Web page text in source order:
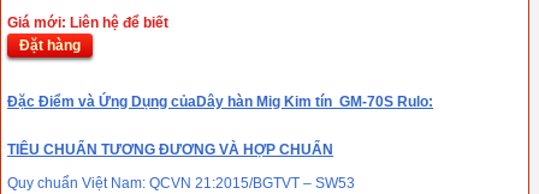
Giá mới: Liên hệ để biết
Đặt hàng
Đặc Điểm và Ứng Dụng củaDây hàn Mig Kim tín GM-70S Rulo:
TIÊU CHUẨN TƯƠNG ĐƯƠNG VÀ HỢP CHUẨN
Quy chuẩn Việt Nam: QCVN 21:2015/BGTVT – SW53